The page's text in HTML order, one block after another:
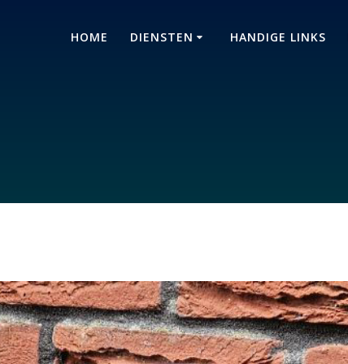
HOME DIENSTEN HANDIGE LINKS